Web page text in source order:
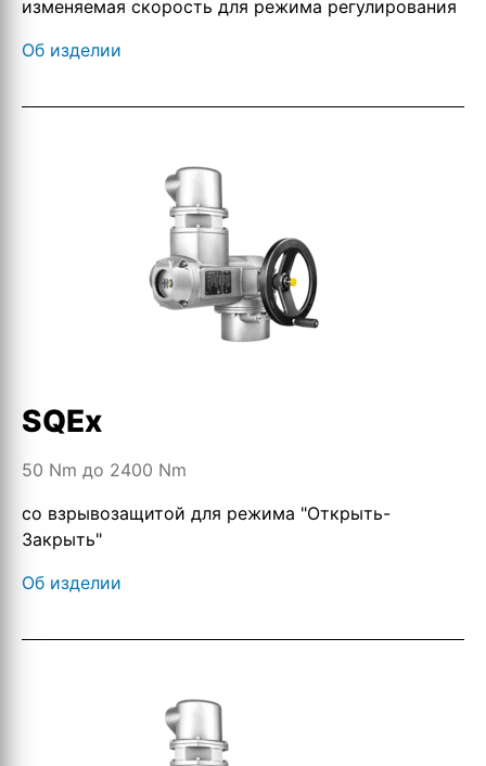
изменяемая скорость для режима регулирования
Об изделии
SQEx
50 Nm до 2400 Nm
со взрывозащитой для режима "Открыть-
Закрыть"
Об изделии